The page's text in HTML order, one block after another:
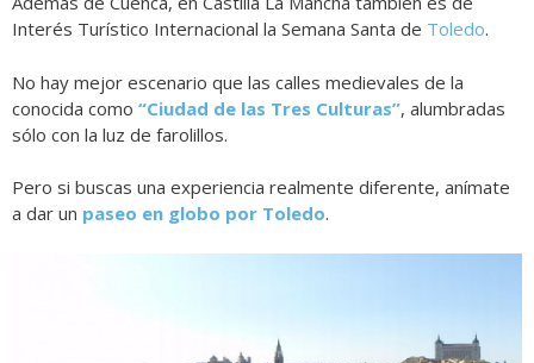
Interés Turístico Internacional la Semana Santa de Toledo.
No hay mejor escenario que las calles medievales de la
conocida como “Ciudad de las Tres Culturas”, alumbradas
sólo con la luz de farolillos.
Pero si buscas una experiencia realmente diferente, anímate
a dar un paseo en globo por Toledo.